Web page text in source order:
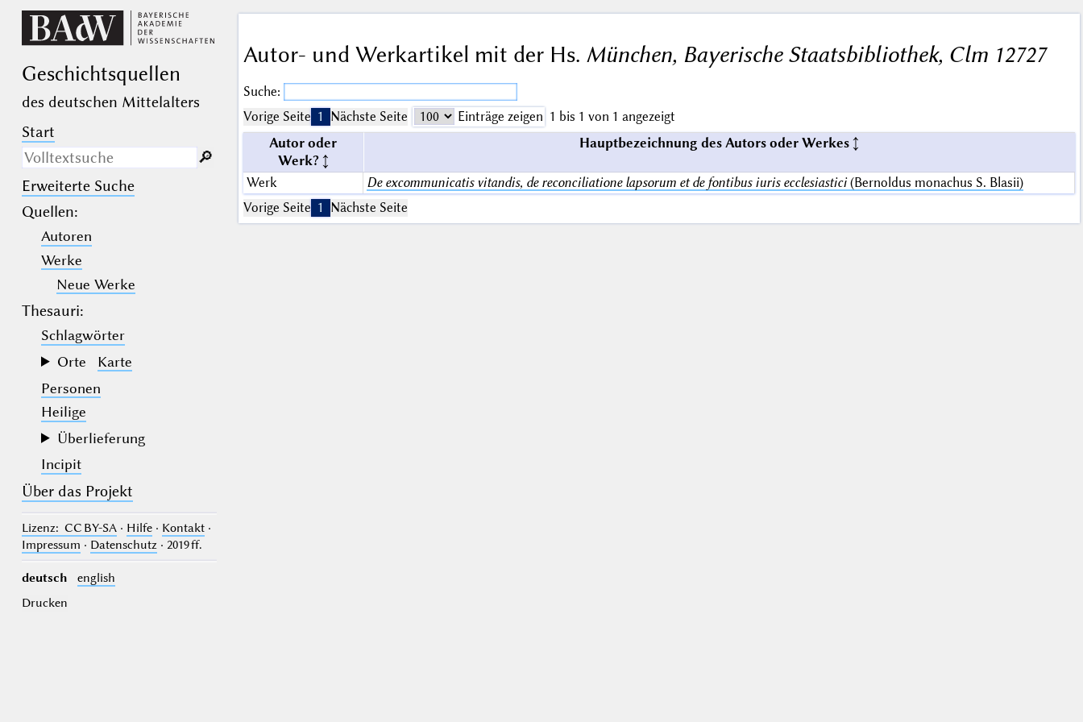
Geschichts­quellen
des deutschen Mittelalters
Start
Nur in Beschreibungs­texten
suchen
(der Unterstrich) ist Platzhalter für
genau ein Zeichen.
(das Prozentzeichen) ist Platzhalter
für kein, ein oder mehr als ein
Zeichen.
🔎︎
Erweiterte Suche
Quellen:
Autoren
Werke
Neue Werke
Thesauri:
Schlagwörter
Orte
Karte
Personen
Heilige
Überlieferung
Incipit
Über das Projekt
Lizenz: CC BY-SA· Hilfe· Kontakt·
Impressum · Datenschutz· 2019 ff.
deutsch
english
Drucken
Autor- und Werkartikel mit der Hs. München, Bayerische Staatsbibliothek, Clm 12727
Suche:
Vorige Seite 1 Nächste Seite Einträge zeigen 1 bis 1 von 1 angezeigt
Autor oder
Werk?
Hauptbezeichnung des Autors oder Werkes
Werk De excommunicatis vitandis, de reconciliatione lapsorum et de fontibus iuris ecclesiastici(Bernoldus monachus S. Blasii)
Vorige Seite 1 Nächste Seite